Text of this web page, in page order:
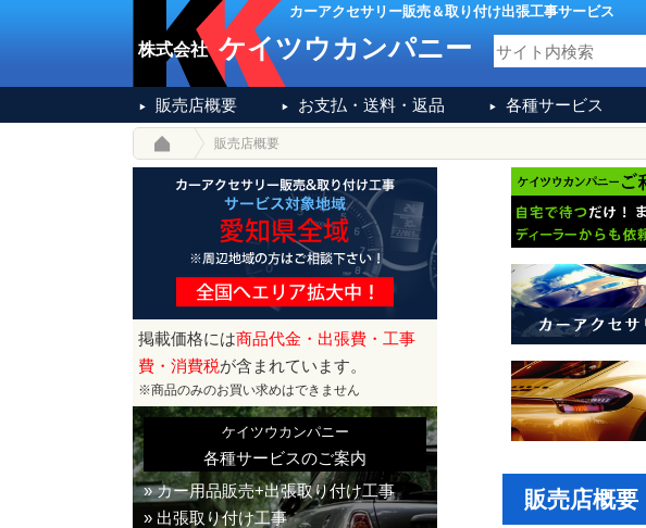
カーアクセサリー販売＆取り付け出張工事サービス
株式会社 ケイツウカンパニー
販売店概要 お支払・送料・返品 各種サービス
販売店概要
販売店概要
掲載価格には商品代金・出張費・工事
費・消費税が含まれています。
※商品のみのお買い求めはできません
ケイツウカンパニー
各種サービスのご案内
» カー用品販売+出張取り付け工事
» 出張取り付け工事